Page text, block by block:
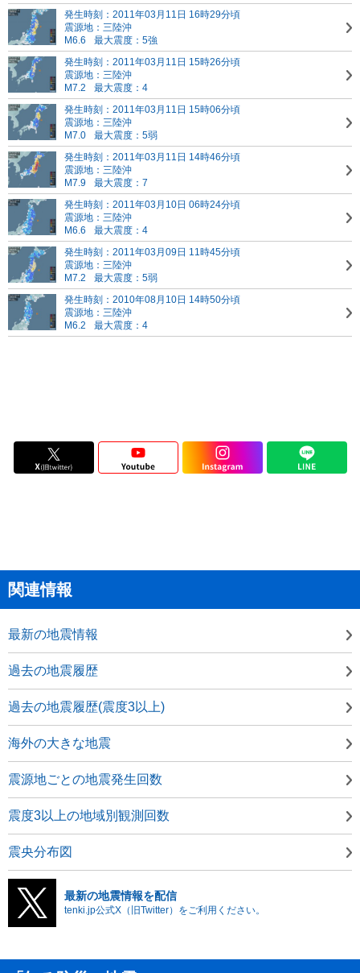
発生時刻：2011年03月11日 16時29分頃
震源地：三陸沖
M6.6
最大震度：5強
発生時刻：2011年03月11日 15時26分頃
震源地：三陸沖
M7.2
最大震度：4
発生時刻：2011年03月11日 15時06分頃
震源地：三陸沖
M7.0
最大震度：5弱
発生時刻：2011年03月11日 14時46分頃
震源地：三陸沖
M7.9
最大震度：7
発生時刻：2011年03月10日 06時24分頃
震源地：三陸沖
M6.6
最大震度：4
発生時刻：2011年03月09日 11時45分頃
震源地：三陸沖
M7.2
最大震度：5弱
発生時刻：2010年08月10日 14時50分頃
震源地：三陸沖
M6.2
最大震度：4
関連情報
最新の地震情報
過去の地震履歴
過去の地震履歴(震度3以上)
海外の大きな地震
震源地ごとの地震発生回数
震度3以上の地域別観測回数
震央分布図
最新の地震情報を配信
tenki.jp公式X（旧Twitter）をご利用ください。